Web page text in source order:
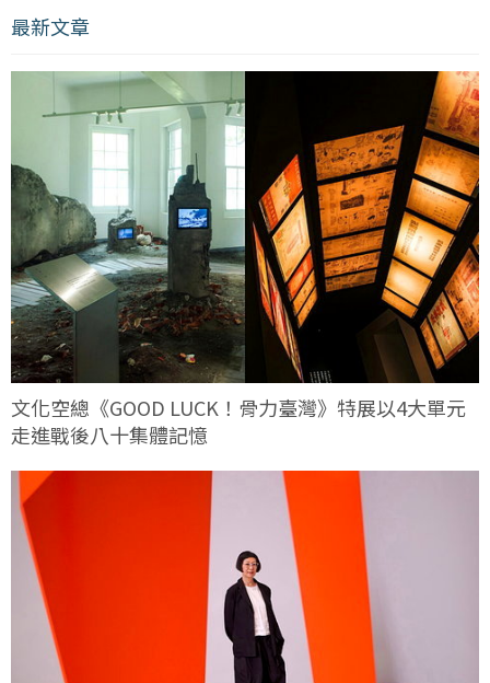
最新文章
文化空總《GOOD LUCK！骨力臺灣》特展以4大單元
走進戰後八十集體記憶